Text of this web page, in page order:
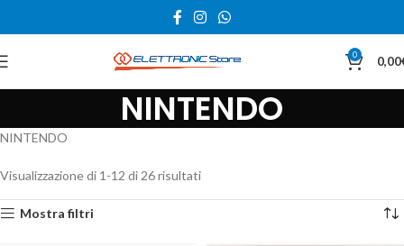
0 0,00
NINTENDO
NINTENDO
Visualizzazione di 1-12 di 26 risultati
Mostra filtri